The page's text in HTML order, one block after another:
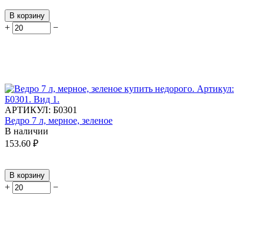
В корзину
+ −
АРТИКУЛ: Б0301
Ведро 7 л, мерное, зеленое
В наличии
153.60 ₽
В корзину
+ −